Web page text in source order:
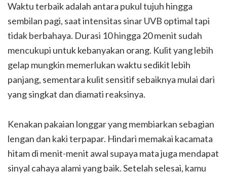
Waktu terbaik adalah antara pukul tujuh hingga
sembilan pagi, saat intensitas sinar UVB optimal tapi
tidak berbahaya. Durasi 10 hingga 20 menit sudah
mencukupi untuk kebanyakan orang. Kulit yang lebih
gelap mungkin memerlukan waktu sedikit lebih
panjang, sementara kulit sensitif sebaiknya mulai dari
yang singkat dan diamati reaksinya.
Kenakan pakaian longgar yang membiarkan sebagian
lengan dan kaki terpapar. Hindari memakai kacamata
hitam di menit-menit awal supaya mata juga mendapat
sinyal cahaya alami yang baik. Setelah selesai, kamu